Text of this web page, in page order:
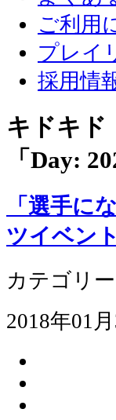
ご利用
プレイ
採用情
キドキ
「Day:
「選手に
ツイベン
カテゴリー
2018年01